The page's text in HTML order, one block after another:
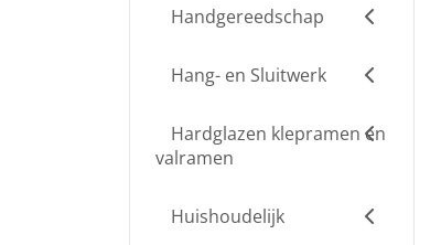
Handgereedschap
Hang- en Sluitwerk
Hardglazen klepramen en
valramen
Huishoudelijk